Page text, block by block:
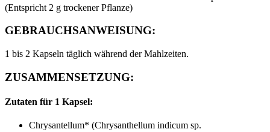
(Entspricht 2 g trockener Pflanze)
GEBRAUCHSANWEISUNG:
1 bis 2 Kapseln täglich während der Mahlzeiten.
ZUSAMMENSETZUNG:
Zutaten für 1 Kapsel:
Chrysantellum* (Chrysanthellum indicum sp.